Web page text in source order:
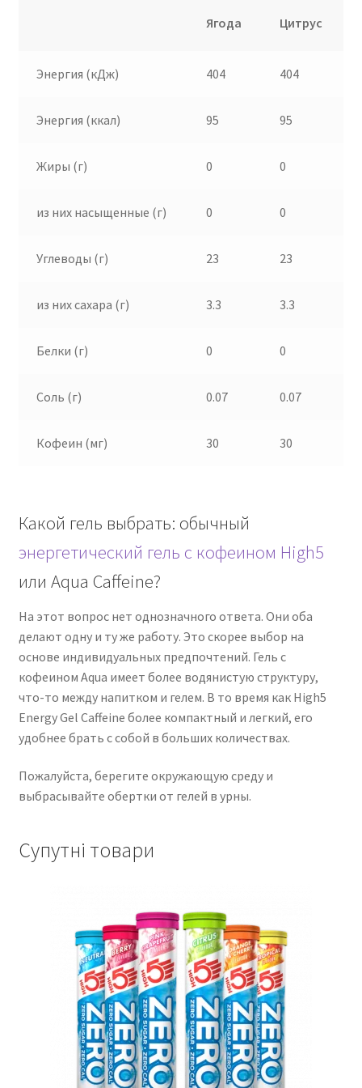
Ягода Цитрус
Энергия (кДж) 404 404
Энергия (ккал) 95 95
Жиры (г) 0 0
из них насыщенные (г) 0 0
Углеводы (г) 23 23
из них сахара (г) 3.3 3.3
Белки (г) 0 0
Соль (г) 0.07 0.07
Кофеин (мг) 30 30
Какой гель выбрать: обычный
энергетический гель с кофеином High5
или Aqua Caffeine?
На этот вопрос нет однозначного ответа. Они оба
делают одну и ту же работу. Это скорее выбор на
основе индивидуальных предпочтений. Гель с
кофеином Aqua имеет более водянистую структуру,
что-то между напитком и гелем. В то время как High5
Energy Gel Caffeine более компактный и легкий, его
удобнее брать с собой в больших количествах.
Пожалуйста, берегите окружающую среду и
выбрасывайте обертки от гелей в урны.
Супутні товари